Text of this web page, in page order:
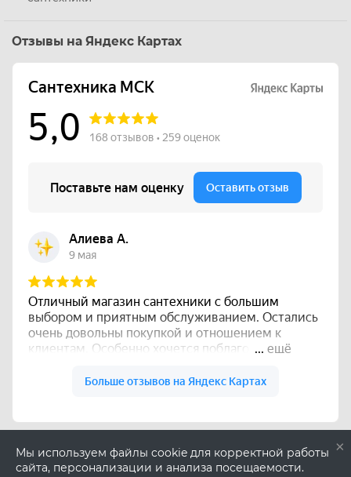
×
Мы используем файлы cookie для корректной работы
сайта, персонализации и анализа посещаемости.
Отзывы на Яндекс Картах